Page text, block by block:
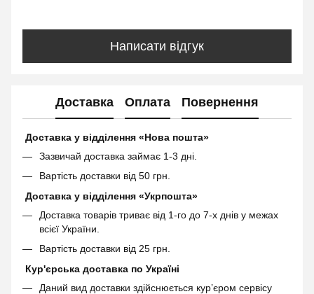
Написати відгук
Доставка Оплата Повернення
Доставка у відділення «Нова пошта»
Зазвичай доставка займає 1-3 дні.
Вартість доставки від 50 грн.
Доставка у відділення «Укрпошта»
Доставка товарів триває від 1-го до 7-х днів у межах
всієї України.
Вартість доставки від 25 грн.
Кур'єрська доставка по Україні
Даний вид доставки здійснюється кур’єром сервісу